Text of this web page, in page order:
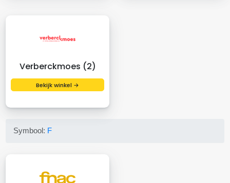
Verberckmoes (2)
Bekijk winkel →
Symbool: F